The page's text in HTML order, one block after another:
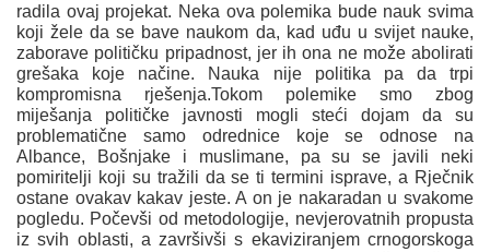
radila ovaj projekat. Neka ova polemika bude nauk svima
koji žele da se bave naukom da, kad uđu u svijet nauke,
zaborave političku pripadnost, jer ih ona ne može abolirati
grešaka koje načine. Nauka nije politika pa da trpi
kompromisna rješenja.Tokom polemike smo zbog
miješanja političke javnosti mogli steći dojam da su
problematične samo odrednice koje se odnose na
Albance, Bošnjake i muslimane, pa su se javili neki
pomiritelji koji su tražili da se ti termini isprave, a Rječnik
ostane ovakav kakav jeste. A on je nakaradan u svakome
pogledu. Počevši od metodologije, nevjerovatnih propusta
iz svih oblasti, a završivši s ekaviziranjem crnogorskoga